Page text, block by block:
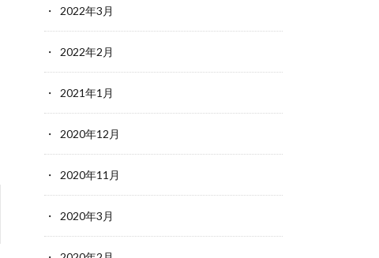
2022年3月
2022年2月
2021年1月
2020年12月
2020年11月
2020年3月